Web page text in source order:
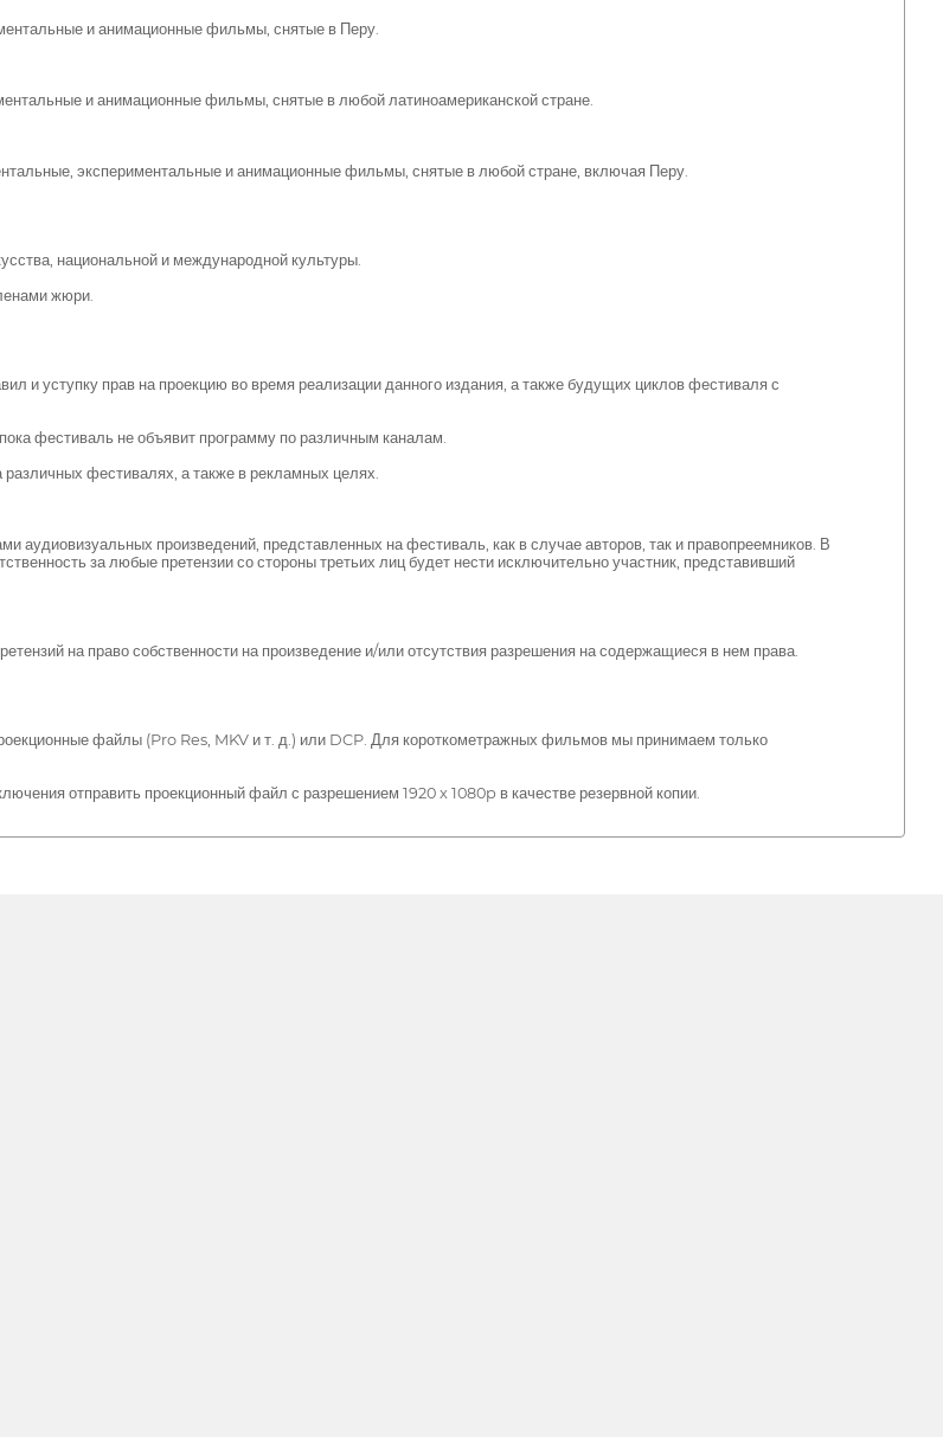
и анимационные фильмы, снятые в Перу.
и анимационные фильмы, снятые в любой латиноамериканской стране.
экспериментальные и анимационные фильмы, снятые в любой стране, включая Перу.
национальной и международной культуры.
жюри.
и уступку прав на проекцию во время реализации данного издания, а также будущих циклов фестиваля с
фестиваль не объявит программу по различным каналам.
фестивалях, а также в рекламных целях.
произведений, представленных на фестиваль, как в случае авторов, так и правопреемников. В
за любые претензии со стороны третьих лиц будет нести исключительно участник, представивший
на право собственности на произведение и/или отсутствия разрешения на содержащиеся в нем права.
файлы (Pro Res, MKV и т. д.) или DCP. Для короткометражных фильмов мы принимаем только
отправить проекционный файл с разрешением 1920 x 1080p в качестве резервной копии.